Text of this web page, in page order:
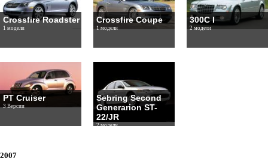
Crossfire Roadster
1 модели
Crossfire Coupe
1 модели
300C I
2 модели
PT Cruiser
3 Версии
Sebring Second
Generarion ST-
22/JR
2 модели
2007